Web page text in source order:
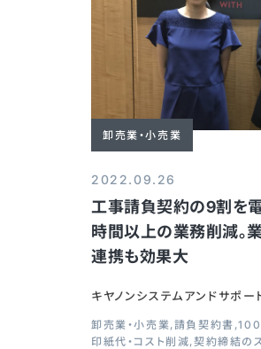
卸売業・小売業
2022.09.26
工事請負契約の9割を
時間以上の業務削減。
連携も効果大
キヤノンシステムアンドサポ
卸売業・小売業 請負契約書
印紙代・コスト削減 契約締結の